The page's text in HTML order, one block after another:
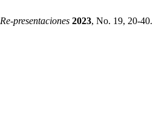
Re-presentaciones 2023, No. 19, 20-40.